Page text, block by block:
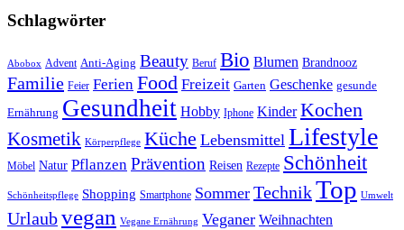
Schlagwörter
Abobox Advent Anti-Aging Beauty Beruf Bio Blumen Brandnooz
Familie Feier Ferien Food Freizeit Garten Geschenke gesunde
Ernährung Gesundheit Hobby Iphone Kinder Kochen
Kosmetik Körperpflege Küche Lebensmittel Lifestyle
Möbel Natur Pflanzen Prävention Reisen Rezepte Schönheit
Schönheitspflege Shopping Smartphone Sommer TechnikTop Umwelt
Urlaubvegan Vegane Ernährung Veganer Weihnachten